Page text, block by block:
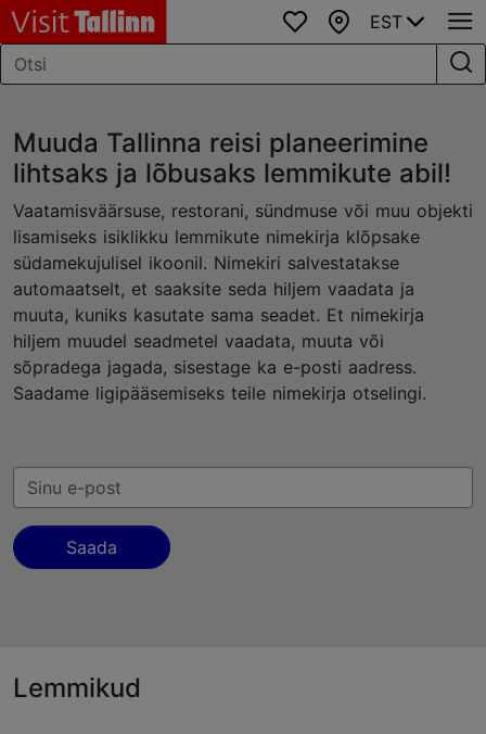
Lemmikud
Kaart
EST
Muuda Tallinna reisi planeerimine
lihtsaks ja lõbusaks lemmikute abil!
Vaatamisväärsuse, restorani, sündmuse või muu objekti
lisamiseks isiklikku lemmikute nimekirja klõpsake
südamekujulisel ikoonil. Nimekiri salvestatakse
automaatselt, et saaksite seda hiljem vaadata ja
muuta, kuniks kasutate sama seadet. Et nimekirja
hiljem muudel seadmetel vaadata, muuta või
sõpradega jagada, sisestage ka e-posti aadress.
Saadame ligipääsemiseks teile nimekirja otselingi.
Saada
Lemmikud